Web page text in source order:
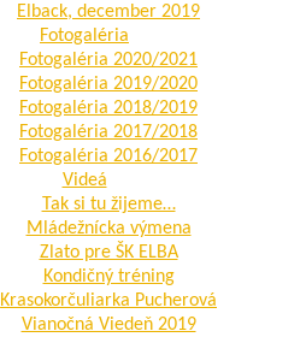
Elback, december 2019
Fotogaléria
Fotogaléria 2020/2021
Fotogaléria 2019/2020
Fotogaléria 2018/2019
Fotogaléria 2017/2018
Fotogaléria 2016/2017
Videá
Tak si tu žijeme…
Mládežnícka výmena
Zlato pre ŠK ELBA
Kondičný tréning
Krasokorčuliarka Pucherová
Vianočná Viedeň 2019